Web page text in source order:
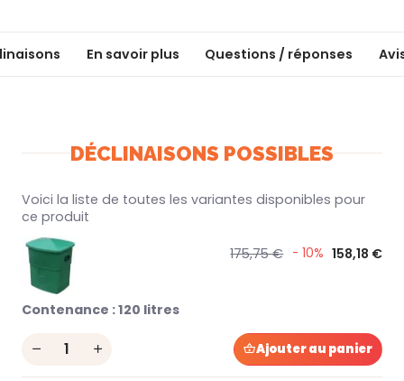
En savoir plus Questions / réponses
DÉCLINAISONS POSSIBLES
Voici la liste de toutes les variantes disponibles pour
ce produit
Contenance :120 litres
175,75 € - 10% 158,18 €
Quantity Ajouter au panier